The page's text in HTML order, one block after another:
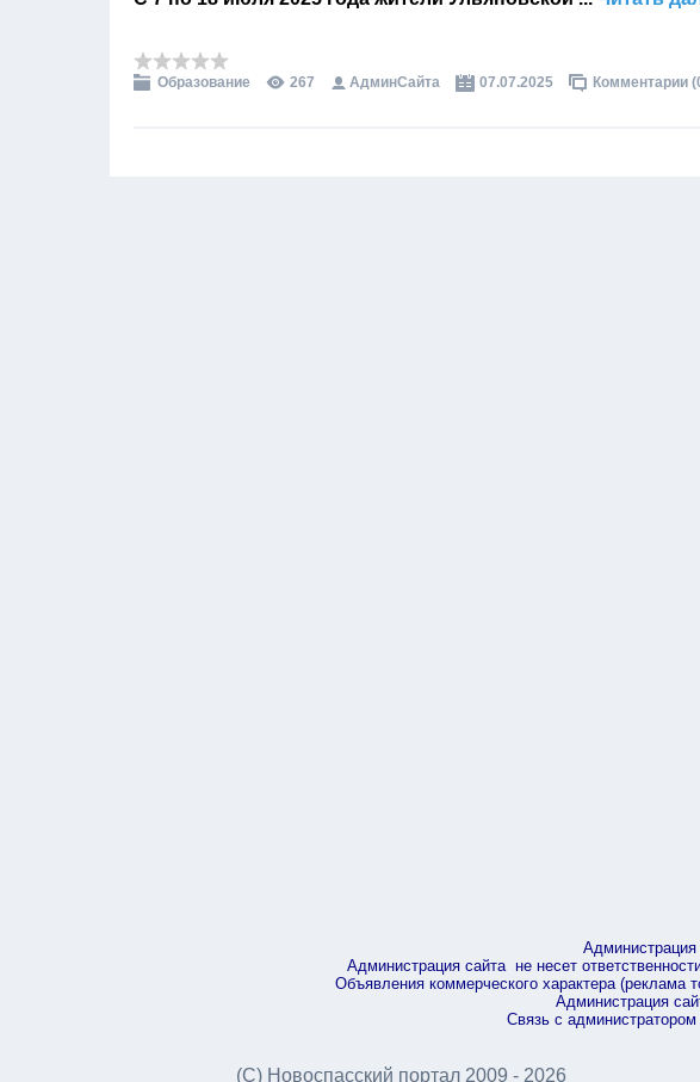
Образование 267 АдминСайта 07.07.2025 Комментарии
Администрация
Администрация сайта не несет
Объявления коммерческого характера (реклама
Администрация
Связь с
(С) Новоспасский портал 2009 - 2026